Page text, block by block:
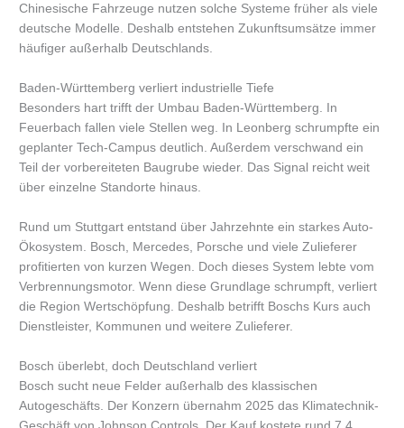
Chinesische Fahrzeuge nutzen solche Systeme früher als viele
deutsche Modelle. Deshalb entstehen Zukunftsumsätze immer
häufiger außerhalb Deutschlands.
Baden-Württemberg verliert industrielle Tiefe
Besonders hart trifft der Umbau Baden-Württemberg. In
Feuerbach fallen viele Stellen weg. In Leonberg schrumpfte ein
geplanter Tech-Campus deutlich. Außerdem verschwand ein
Teil der vorbereiteten Baugrube wieder. Das Signal reicht weit
über einzelne Standorte hinaus.
Rund um Stuttgart entstand über Jahrzehnte ein starkes Auto-
Ökosystem. Bosch, Mercedes, Porsche und viele Zulieferer
profitierten von kurzen Wegen. Doch dieses System lebte vom
Verbrennungsmotor. Wenn diese Grundlage schrumpft, verliert
die Region Wertschöpfung. Deshalb betrifft Boschs Kurs auch
Dienstleister, Kommunen und weitere Zulieferer.
Bosch überlebt, doch Deutschland verliert
Bosch sucht neue Felder außerhalb des klassischen
Autogeschäfts. Der Konzern übernahm 2025 das Klimatechnik-